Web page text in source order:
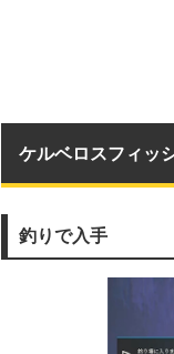
ケルベロスフィッ
釣りで入手